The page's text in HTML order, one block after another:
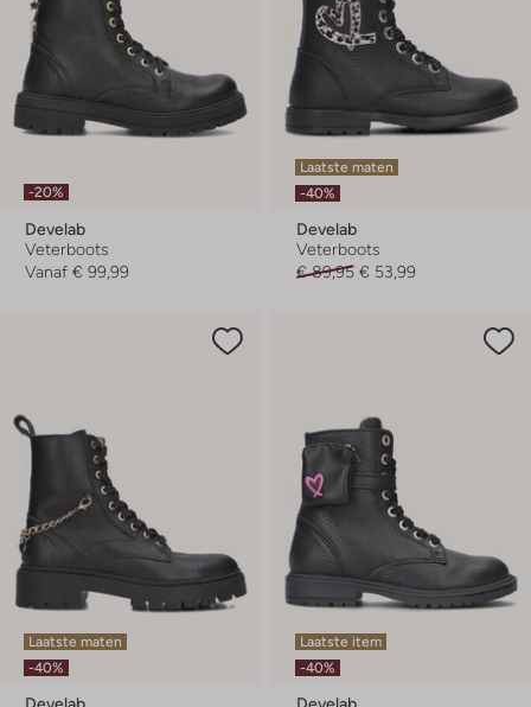
-20%
Develab
Veterboots
Vanaf € 99,99
Laatste maten
-40%
Develab
Veterboots
€ 89,95 € 53,99
Laatste maten
-40%
Develab
Laatste item
-40%
Develab